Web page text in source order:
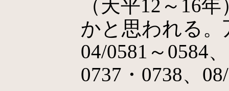
（天平12～16
かと思われる。
04/0581～0584
0737・0738、